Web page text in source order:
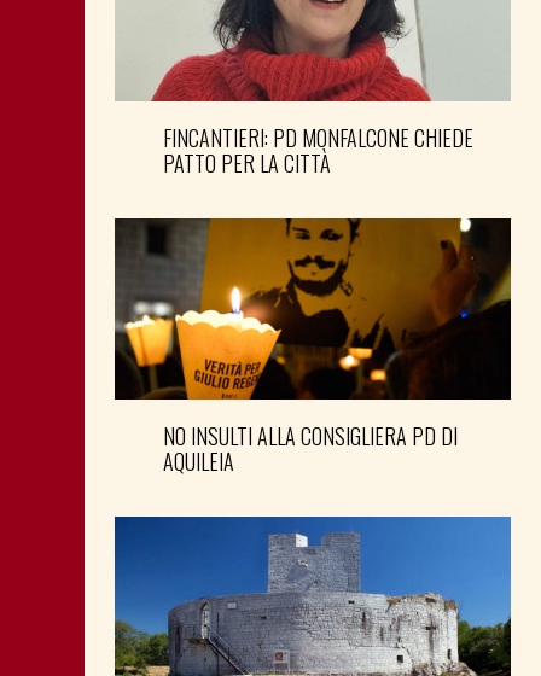
FINCANTIERI: PD MONFALCONE CHIEDE
PATTO PER LA CITTÀ
NO INSULTI ALLA CONSIGLIERA PD DI
AQUILEIA